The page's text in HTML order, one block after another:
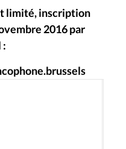
limité, inscription
2016 par
: